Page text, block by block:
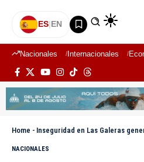
ES|EN
Nacionales Internacionales
Home - Inseguridad en Las Galeras genera
NACIONALES